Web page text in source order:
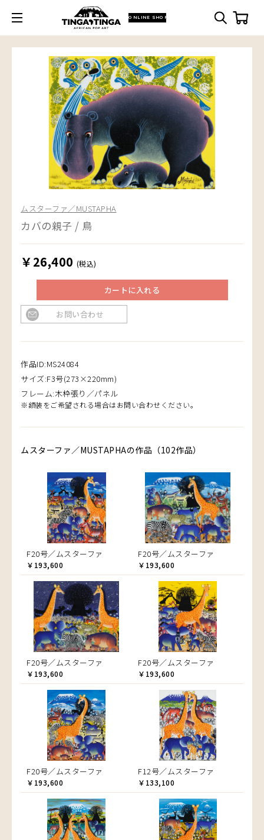
ONLINE SHOP
ムスターファ／MUSTAPHA
カバの親子 / 鳥
￥26,400 (税込)
カートに入れる
お問い合わせ
作品ID:MS24084
サイズ:F3号(273×220mm)
フレーム:木枠張り／パネル
※額装をご希望される場合はお問い合わせください。
ムスターファ／MUSTAPHAの作品（102作品）
F20号／ムスターファ
￥193,600
F20号／ムスターファ
￥193,600
F20号／ムスターファ
￥193,600
F20号／ムスターファ
￥193,600
F20号／ムスターファ
￥193,600
F12号／ムスターファ
￥133,100